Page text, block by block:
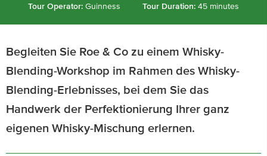
Tour Operator: Guinness Tour Duration: 45 minutes
Begleiten Sie Roe & Co zu einem Whisky-
Blending-Workshop im Rahmen des Whisky-
Blending-Erlebnisses, bei dem Sie das
Handwerk der Perfektionierung Ihrer ganz
eigenen Whisky-Mischung erlernen.